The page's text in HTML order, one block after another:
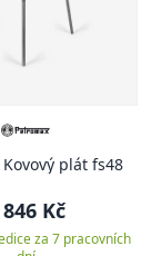
plát fs48
Kč
za 7 pracovních